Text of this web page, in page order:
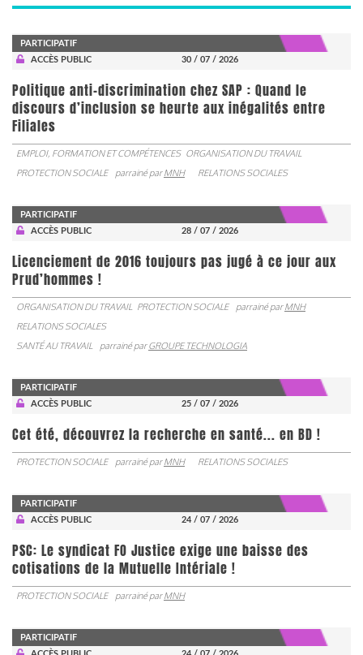
PARTICIPATIF
ACCÈS PUBLIC
30 / 07 / 2026
Politique anti-discrimination chez SAP : Quand le
discours d’inclusion se heurte aux inégalités entre
Filiales
EMPLOI, FORMATION ET COMPÉTENCES ORGANISATION DU TRAVAIL
PROTECTION SOCIALE
parrainé parMNH RELATIONS SOCIALES
PARTICIPATIF
ACCÈS PUBLIC
28 / 07 / 2026
Licenciement de 2016 toujours pas jugé à ce jour aux
Prud’hommes !
ORGANISATION DU TRAVAIL PROTECTION SOCIALE parrainé parMNH
RELATIONS SOCIALES
SANTÉ AU TRAVAIL
parrainé parGROUPE TECHNOLOGIA
PARTICIPATIF
ACCÈS PUBLIC
25 / 07 / 2026
Cet été, découvrez la recherche en santé... en BD !
PROTECTION SOCIALE parrainé parMNH RELATIONS SOCIALES
PARTICIPATIF
ACCÈS PUBLIC
24 / 07 / 2026
PSC: Le syndicat FO Justice exige une baisse des
cotisations de la Mutuelle Intériale !
PROTECTION SOCIALE parrainé parMNH
PARTICIPATIF